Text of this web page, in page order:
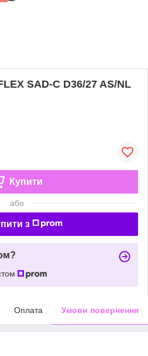
SAD-C D36/27 AS/NL
Купити
або
з
Оплата Умови повернення